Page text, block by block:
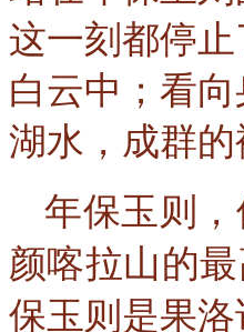
这一刻都停
白云中；看
湖水，成群
年保玉则
颜喀拉山的
保玉则是果